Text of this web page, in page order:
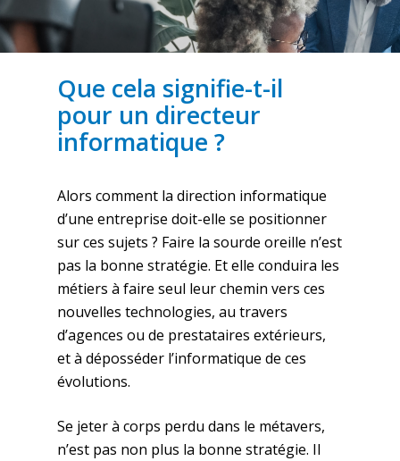
Que cela signifie-t-il
pour un directeur
informatique ?
Alors comment la direction informatique
d’une entreprise doit-elle se positionner
sur ces sujets ? Faire la sourde oreille n’est
pas la bonne stratégie. Et elle conduira les
métiers à faire seul leur chemin vers ces
nouvelles technologies, au travers
d’agences ou de prestataires extérieurs,
et à déposséder l’informatique de ces
évolutions.
Se jeter à corps perdu dans le métavers,
n’est pas non plus la bonne stratégie. Il